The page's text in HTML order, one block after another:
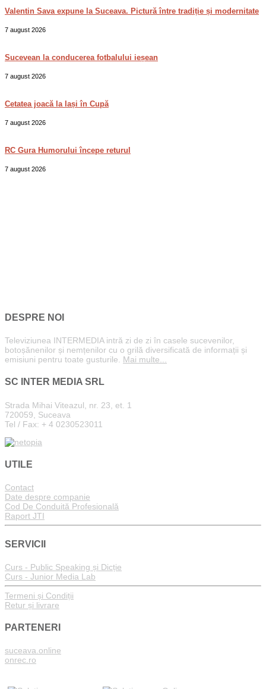
Valentin Sava expune la Suceava. Pictură între tradiție și modernitate
7 august 2026
Sucevean la conducerea fotbalului ieșean
7 august 2026
Cetatea joacă la Iași în Cupă
7 august 2026
RC Gura Humorului începe returul
7 august 2026
DESPRE NOI
Televiziunea INTERMEDIA intră zi de zi în casele sucevenilor,
botoșănenilor și nemțenilor cu o grilă diversificată de informații și
emisiuni pentru toate gusturile. Mai multe...
SC INTER MEDIA SRL
Strada Mihai Viteazul, nr. 23, et. 1
720059, Suceava
Tel / Fax: + 4 0230523011
UTILE
Contact
Date despre companie
Cod De Conduită Profesională
Raport JTI
SERVICII
Curs - Public Speaking și Dicție
Curs - Junior Media Lab
Termeni și Condiții
Retur și livrare
PARTENERI
suceava.online
onrec.ro